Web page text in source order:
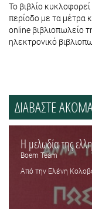
Το βιβλίο
περίοδο με τα μέτρα
online βιβλιοπωλείο
ηλεκτρονικό
ΔΙΑΒΑΣΤΕ
Η μελωδία της
Boem Team
Από την Ελένη